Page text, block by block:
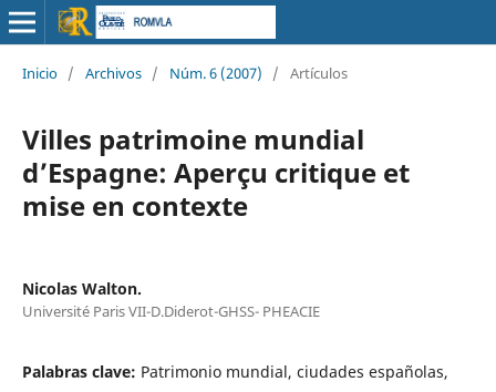
Inicio / Archivos / Núm. 6 (2007) / Artículos
Villes patrimoine mundial
d’Espagne: Aperçu critique et
mise en contexte
Nicolas Walton.
Université Paris VII-D.Diderot-GHSS- PHEACIE
Palabras clave: Patrimonio mundial, ciudades españolas,